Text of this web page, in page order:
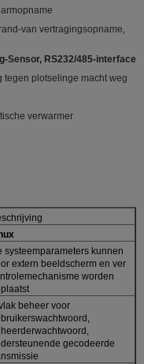
van vertragingsopname,
Sensor, RS232/485-interface
tegen plotselinge macht weg
verwarmer
systeemparameters kunnen
extern beeldscherm en ver
worden
beheer voor
gecodeerde